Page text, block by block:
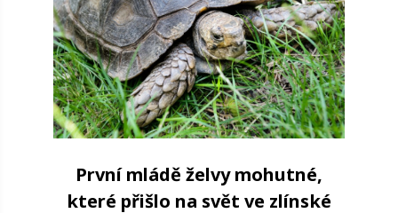
První mládě želvy mohutné,
které přišlo na svět ve zlínské